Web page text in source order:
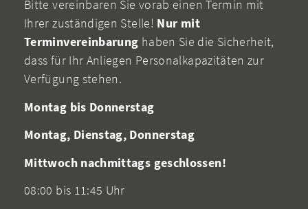
Bitte vereinbaren Sie vorab einen Termin mit
Ihrer zuständigen Stelle! Nur mit
Terminvereinbarung haben Sie die Sicherheit,
dass für Ihr Anliegen Personalkapazitäten zur
Verfügung stehen.
Montag bis Donnerstag
Montag, Dienstag, Donnerstag
Mittwoch nachmittags geschlossen!
08:00 bis 11:45 Uhr